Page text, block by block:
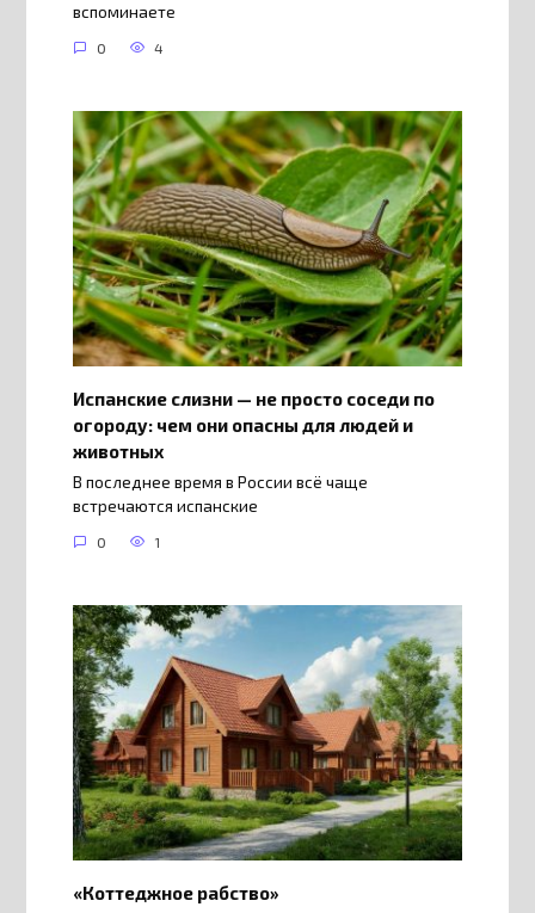
вспоминаете
0 4
Испанские слизни — не просто соседи по
огороду: чем они опасны для людей и
животных
В последнее время в России всё чаще
встречаются испанские
0 1
«Коттеджное рабство»